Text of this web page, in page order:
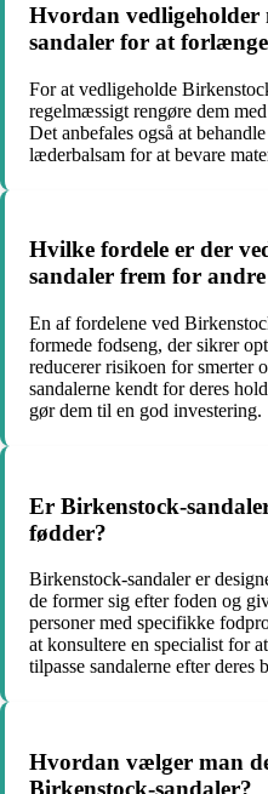
Hvordan vedligeholder
sandaler for at forlænge
For at vedligeholde
regelmæssigt rengøre dem
Det anbefales også at
læderbalsam for at bevare
Hvilke fordele er der
sandaler frem for
En af fordelene ved
formede fodseng, der sikrer
reducerer risikoen for smerter
sandalerne kendt for deres
gør dem til en god investering.
Er Birkenstock-
fødder?
Birkenstock-sandaler er
de former sig efter foden og
personer med specifikke
at konsultere en specialist for
tilpasse sandalerne efter deres
Hvordan vælger man
Birkenstock-sandaler?